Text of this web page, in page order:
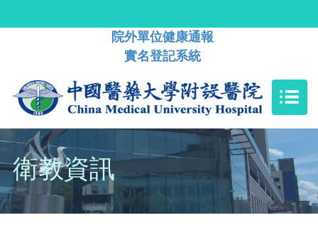
院外單位健康通報
實名登記系統
衛教資訊